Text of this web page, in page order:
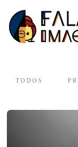
TODOS